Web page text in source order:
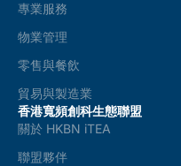
專業服務
物業管理
零售與餐飲
貿易與製造業
香港寬頻創科生態聯盟
關於 HKBN iTEA
聯盟夥伴